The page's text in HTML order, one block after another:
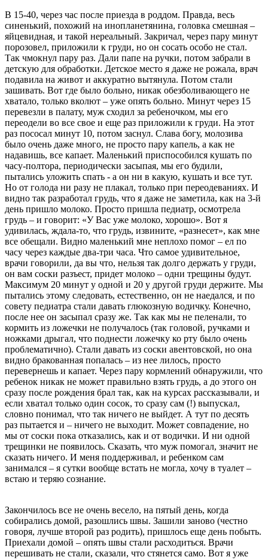
В 15-40, через час после приезда в роддом. Правда, весь
синенький, похожий на инопланетянина, головка смешная –
яйцевидная, и такой нереальный. Закричал, через пару минут
порозовел, приложили к груди, но он сосать особо не стал.
Так чмокнул пару раз. Дали папе на ручки, потом забрали в
детскую для обработки. Детское место я даже не рожала, врач
подавила на живот и аккуратно вытянула. Потом стали
зашивать. Вот где было больно, никак обезболивающего не
хватало, только вколют – уже опять больно. Минут через 15
перевезли в палату, муж сходил за ребеночком, мы его
переодели во все свое и еще раз приложили к груди. На этот
раз пососал минут 10, потом заснул. Слава богу, молозива
было очень даже много, не просто пару капель, а как не
надавишь, все капает. Маленький приспособился кушать по
часу-полтора, периодически засыпая, мы его будили,
пытались уложить спать - а он ни в какую, кушать и все тут.
Но от голода ни разу не плакал, только при переодеваниях. И
видно так разработал грудь, что я даже не заметила, как на 3-й
день пришло молоко. Просто пришла педиатр, осмотрела
грудь – и говорит: «У Вас уже молоко, хорошо». Вот я
удивилась, ждала-то, что грудь, извините, «разнесет», как мне
все обещали. Видно маленький мне неплохо помог – ел по
часу через каждые два-три часа. Что самое удивительное,
врачи говорили, да вы что, нельзя так долго держать у груди,
он вам соски разъест, придет молоко – одни трещины будут.
Максимум 20 минут у одной и 20 у другой груди держите. Мы
пытались этому следовать, естественно, он не наедался, и по
совету педиатра стали давать глюкозную водичку. Конечно,
после нее он засыпал сразу же. Так как мы не пеленали, то
кормить из ложечки не получалось (так головой, ручками и
ножками дрыгал, что поднести ложечку ко рту было очень
проблематично). Стали давать из соски авентовской, но она
видно бракованная попалась – из нее лилось, просто
перевернешь и капает. Через пару кормлений обнаружили, что
ребенок никак не может правильно взять грудь, а до этого он
сразу после рождения брал так, как на курсах рассказывали, и
если хватал только один сосок, то сразу сам (!) выпускал,
словно понимал, что так ничего не выйдет. А тут по десять
раз пытается и – ничего не выходит. Может совпадение, но
мы от соски пока отказались, как и от водички. И ни одной
трещинки не появилось. Сказать, что муж помогал, значит не
сказать ничего. И меня поддерживал, и ребенком сам
занимался – я сутки вообще встать не могла, хочу в туалет –
встаю и теряю сознание.
Закончилось все не очень весело, на пятый день, когда
собирались домой, разошлись швы. Зашили заново (честно
говоря, лучше второй раз родить), пришлось еще день побыть.
Приехали домой – опять швы стали расходиться. Врачи
перешивать не стали, сказали, что стянется само. Вот я уже